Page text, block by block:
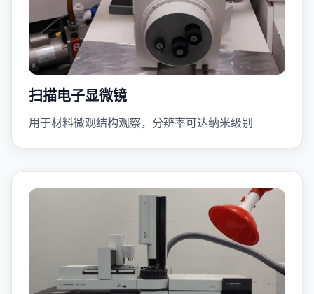
扫描电子显微镜
用于材料微观结构观察，分辨率可达纳米级别